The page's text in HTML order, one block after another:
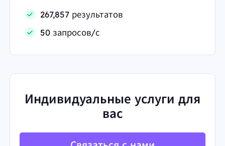
267,857 результатов
50 запросов/с
Индивидуальные услуги для
вас